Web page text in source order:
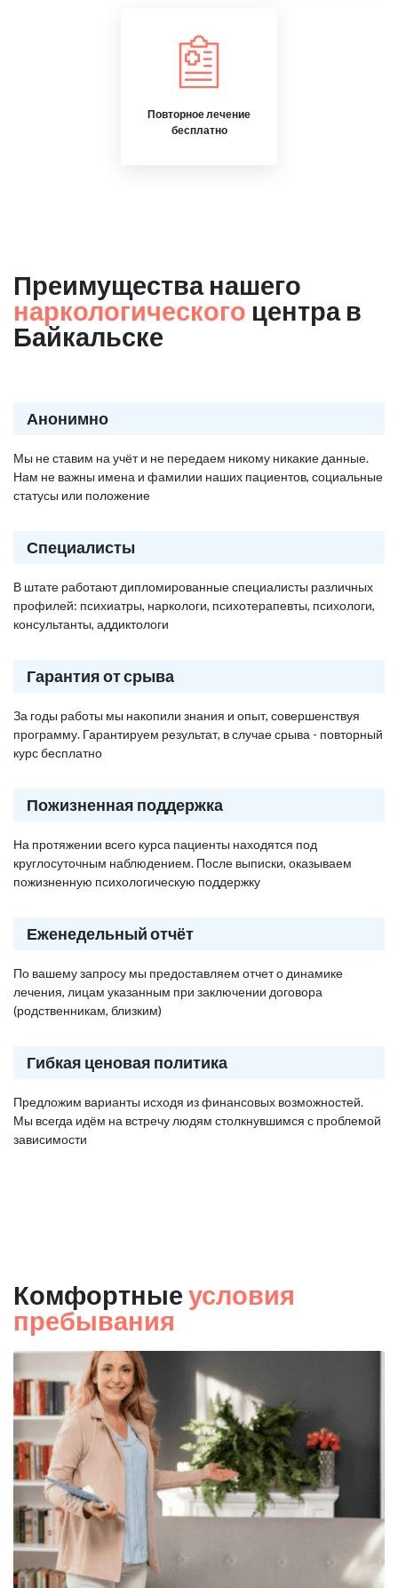
Повторное лечение
бесплатно
Преимущества нашего
наркологического центра в
Байкальске
Анонимно
Мы не ставим на учёт и не передаем никому никакие данные.
Нам не важны имена и фамилии наших пациентов, социальные
статусы или положение
Специалисты
В штате работают дипломированные специалисты различных
профилей: психиатры, наркологи, психотерапевты, психологи,
консультанты, аддиктологи
Гарантия от срыва
За годы работы мы накопили знания и опыт, совершенствуя
программу. Гарантируем результат, в случае срыва - повторный
курс бесплатно
Пожизненная поддержка
На протяжении всего курса пациенты находятся под
круглосуточным наблюдением. После выписки, оказываем
пожизненную психологическую поддержку
Еженедельный отчёт
По вашему запросу мы предоставляем отчет о динамике
лечения, лицам указанным при заключении договора
(родственникам, близким)
Гибкая ценовая политика
Предложим варианты исходя из финансовых возможностей.
Мы всегда идём на встречу людям столкнувшимся с проблемой
зависимости
Комфортные условия
пребывания